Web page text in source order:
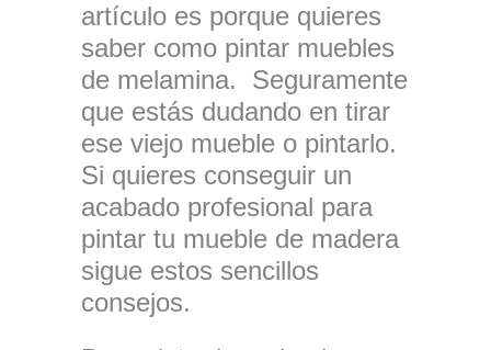
artículo es porque quieres
saber como pintar muebles
de melamina. Seguramente
que estás dudando en tirar
ese viejo mueble o pintarlo.
Si quieres conseguir un
acabado profesional para
pintar tu mueble de madera
sigue estos sencillos
consejos.